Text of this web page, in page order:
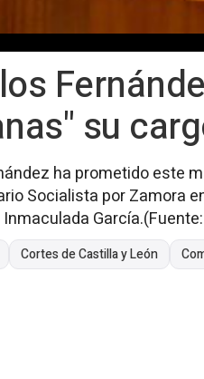
su
ha prometido este
Socialista por Zamora
Cortes de Castilla y León